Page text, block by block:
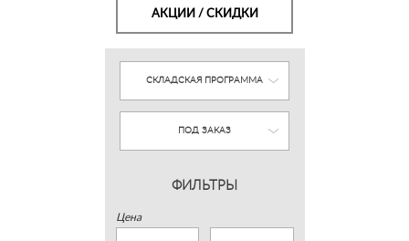
АКЦИИ / СКИДКИ
СКЛАДСКАЯ ПРОГРАММА
ПОД ЗАКАЗ
ФИЛЬТРЫ
Цена